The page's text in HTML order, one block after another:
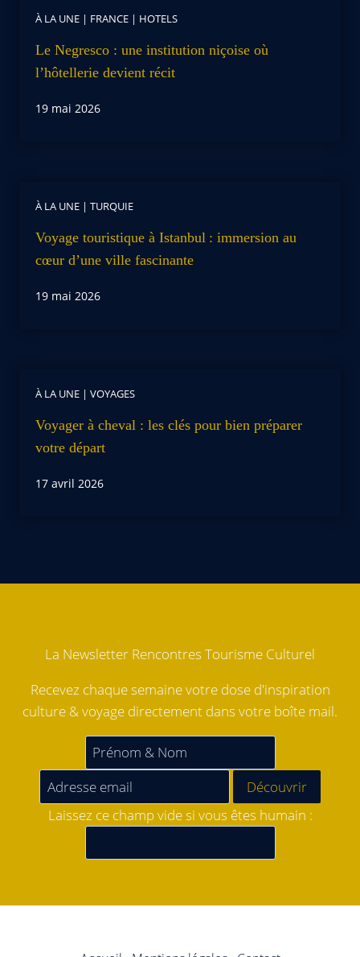
À LA UNE | FRANCE | HOTELS
Le Negresco : une institution niçoise où
l’hôtellerie devient récit
19 mai 2026
À LA UNE | TURQUIE
Voyage touristique à Istanbul : immersion au
cœur d’une ville fascinante
19 mai 2026
À LA UNE | VOYAGES
Voyager à cheval : les clés pour bien préparer
votre départ
17 avril 2026
La Newsletter Rencontres Tourisme Culturel
Recevez chaque semaine votre dose d'inspiration
culture & voyage directement dans votre boîte mail.
Laissez ce champ vide si vous êtes humain :